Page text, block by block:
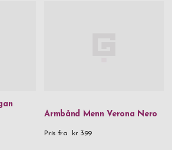
Armbånd Menn Verona Nero
Pris fra kr 399